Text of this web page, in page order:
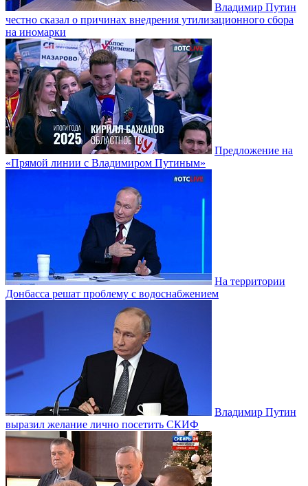
Владимир Путин
честно сказал о причинах внедрения утилизационного сбора
на иномарки
Предложение на
«Прямой линии с Владимиром Путиным»
На территории
Донбасса решат проблему с водоснабжением
Владимир Путин
выразил желание лично посетить СКИФ